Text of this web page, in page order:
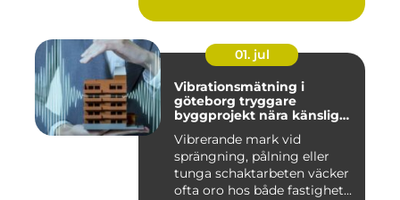
01. jul
Vibrationsmätning i
göteborg tryggare
byggprojekt nära känsliga
Vibrerande mark vid
sprängning, pålning eller
tunga schaktarbeten väcker
ofta oro hos både fastighet...